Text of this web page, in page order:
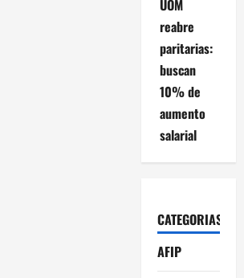
UOM
reabre
paritarias:
buscan
10% de
aumento
salarial
CATEGORIAS
AFIP